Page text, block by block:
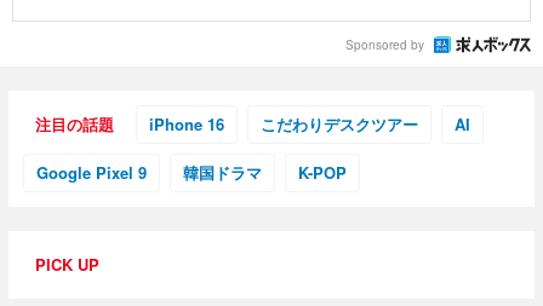
Sponsored by
注目の話題 iPhone 16 こだわりデスクツアー AI
Google Pixel 9 韓国ドラマ K-POP
PICK UP